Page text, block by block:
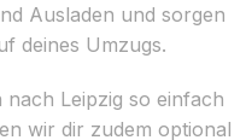
Ausladen und sorgen
deines Umzugs.
Leipzig so einfach
wir dir zudem optional